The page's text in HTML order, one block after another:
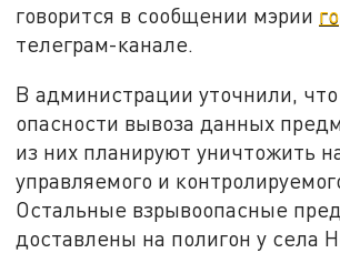
говорится в сообщении мэрии
телеграм-канале.
В администрации уточнили, что
опасности вывоза данных
из них планируют уничтожить
управляемого и
Остальные взрывоопасные
доставлены на полигон у села